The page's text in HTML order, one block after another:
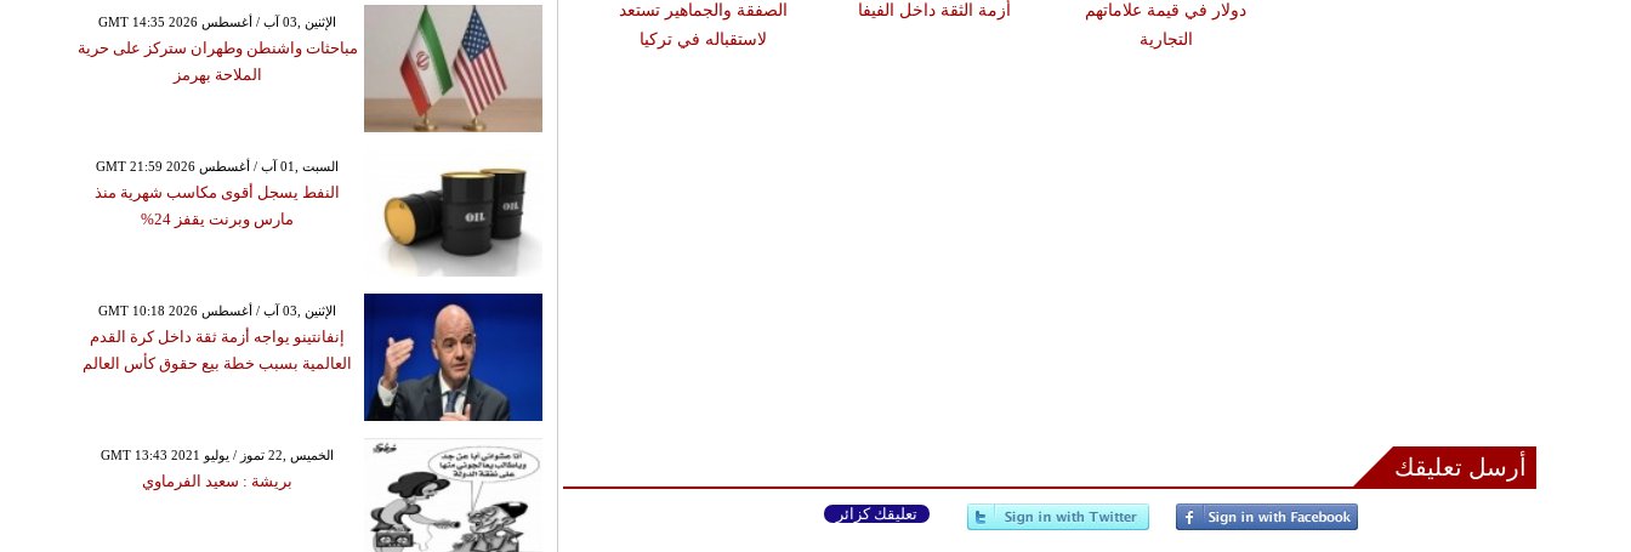
تصاعد الانتقادات ضده
الصفقة والجماهير تستعد
لاستقباله في تركيا
أزمة الثقة داخل الفيفا
دولار في قيمة علاماتهم
التجارية
أرسل تعليقك
تعليقك كزائر
GMT 14:35 2026 الإثنين ,03 آب / أغسطس
مباحثات واشنطن وطهران ستركز على حرية
الملاحة بهرمز
GMT 21:59 2026 السبت ,01 آب / أغسطس
النفط يسجل أقوى مكاسب شهرية منذ
مارس وبرنت يقفز 24%
GMT 10:18 2026 الإثنين ,03 آب / أغسطس
إنفانتينو يواجه أزمة ثقة داخل كرة القدم
العالمية بسبب خطة بيع حقوق كأس العالم
GMT 13:43 2021 الخميس ,22 تموز / يوليو
بريشة : سعيد الفرماوي